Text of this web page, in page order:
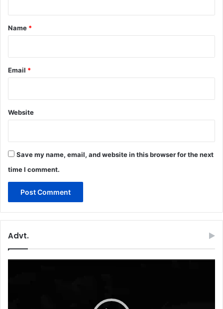
*
Name *
Email *
Website
Save my name, email, and website in this browser for the next
time I comment.
Advt.